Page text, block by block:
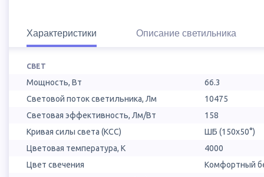
Характеристики Описание светильника
СВЕТ
Мощность, Вт
66.3
Световой поток светильника, Лм
10475
Световая эффективность, Лм/Вт
158
Кривая силы света (КСС)
ШБ (150х50°)
Цветовая температура, К
4000
Цвет свечения
Комфортный